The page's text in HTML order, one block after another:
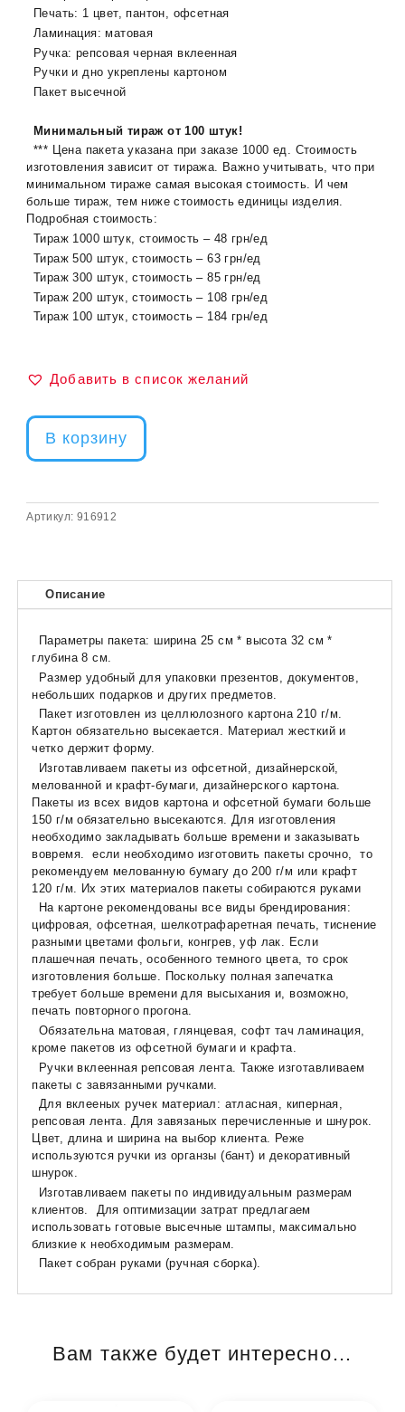
Печать: 1 цвет, пантон, офсетная
Ламинация: матовая
Ручка: репсовая черная вклеенная
Ручки и дно укреплены картоном
Пакет высечной
Минимальный тираж от 100 штук!
*** Цена пакета указана при заказе 1000 ед. Стоимость
изготовления зависит от тиража. Важно учитывать, что при
минимальном тираже самая высокая стоимость. И чем
больше тираж, тем ниже стоимость единицы изделия.
Подробная стоимость:
Тираж 1000 штук, стоимость – 48 грн/ед
Тираж 500 штук, стоимость –63грн/ед
Тираж 300 штук, стоимость –85грн/ед
Тираж 200 штук, стоимость – 108 грн/ед
Тираж 100 штук, стоимость – 184 грн/ед
Добавить в список желаний
В корзину
Артикул: 916912
Описание
Параметры пакета: ширина 25 см * высота 32 см *
глубина 8 см.
Размер удобный для упаковки презентов, документов,
небольших подарков и других предметов.
Пакет изготовлен из целлюлозного картона 210 г/м.
Картон обязательно высекается. Материал жесткий и
четко держит форму.
Изготавливаем пакеты из офсетной, дизайнерской,
мелованной и крафт-бумаги, дизайнерского картона.
Пакеты из всех видов картона и офсетной бумаги больше
150 г/м обязательно высекаются. Для изготовления
необходимо закладывать больше времени и заказывать
вовремя. если необходимо изготовить пакеты срочно, то
рекомендуем мелованную бумагу до 200 г/м или крафт
120 г/м. Их этих материалов пакеты собираются руками
На картоне рекомендованы все виды брендирования:
цифровая, офсетная, шелкотрафаретная печать, тиснение
разными цветами фольги, конгрев, уф лак. Если
плашечная печать, особенного темного цвета, то срок
изготовления больше. Поскольку полная запечатка
требует больше времени для высыхания и, возможно,
печать повторного прогона.
Обязательна матовая, глянцевая, софт тач ламинация,
кроме пакетов из офсетной бумаги и крафта.
Ручки вклеенная репсовая лента. Также изготавливаем
пакеты с завязанными ручками.
Для вклееных ручек материал: атласная, киперная,
репсовая лента. Для завязаных перечисленные и шнурок.
Цвет, длина и ширина на выбор клиента. Реже
используются ручки из органзы (бант) и декоративный
шнурок.
Изготавливаем пакеты по индивидуальным размерам
клиентов. Для оптимизации затрат предлагаем
использовать готовые высечные штампы, максимально
близкие к необходимым размерам.
Пакет собран руками (ручная сборка).
Вам также будет интересно…